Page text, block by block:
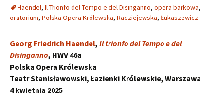
Haendel, Il Trionfo del Tempo e del Disinganno, opera barkowa,
oratorium, Polska Opera Królewska, Radziejewska, Łukaszewicz
Georg Friedrich Haendel, Il trionfo del Tempo e del
Disinganno, HWV 46a
Polska Opera Królewska
Teatr Stanisławowski, Łazienki Królewskie, Warszawa
4 kwietnia 2025